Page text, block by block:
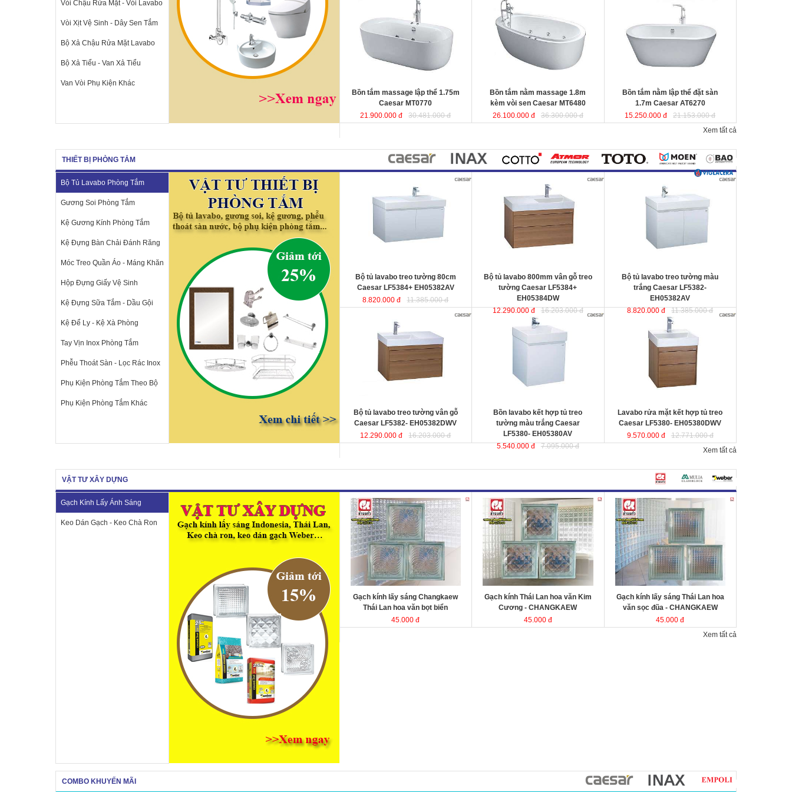
Vòi Chậu Rửa Mặt - Vòi Lavabo
Vòi Xịt Vệ Sinh - Dây Sen Tắm
Bộ Xả Chậu Rửa Mặt Lavabo
Bộ Xả Tiểu - Van Xả Tiểu
Van Vòi Phụ Kiện Khác
được sản xuất từ
sợi nhựa tổng hợp Acrylic có độ bền
cao, không bị ngả màu, chịu được
mọi nguồn nước, khó bể vỡ. Bề mặt
láng mịn dễ dàng vệ sinh.
Kích thước: 175x80x60 cm.
Bồn tắm massage lập thể 1.75m
Caesar MT0770
21.900.000 đ
30.481.000 đ
vòi sen Caesar MT6480
xuất từ sợi nhựa tổng hợp Acrylic
có độ bền cao, không bị ngả màu,
chịu được mọi nguồn nước, khó bể
vỡ. Bề mặt b
láng mịn dễ dàng vệ
c: 180x95x65 cm.
Bồn tắm nằm massage 1.8m
kèm vòi sen Caesar MT6480
26.100.000 đ
36.300.000 đ
được sản xuất từ sợi
nhựa tổng hợp Acrylic có độ bền cao,
không bị ngả màu, chịu được mọi
nguồn nước, khó bể vỡ. Bề mặt
láng mịn dễ dàng vệ sinh.
Kích thước
: 170x87x60 cm
Bồn tắm nằm lập thể đặt sàn
1.7m Caesar AT6270
15.250.000 đ
21.153.000 đ
Xem tất cả
THIẾT BỊ PHÒNG TẮM
Bộ Tủ Lavabo Phòng Tắm
Gương Soi Phòng Tắm
Kệ Gương Kính Phòng Tắm
Kệ Đựng Bàn Chải Đánh Răng
Móc Treo Quần Áo - Máng Khăn
Hộp Đựng Giấy Vệ Sinh
Kệ Đựng Sữa Tắm - Dầu Gội
Kệ Để Ly - Kệ Xà Phòng
Tay Vịn Inox Phòng Tắm
Phễu Thoát Sàn - Lọc Rác Inox
Phụ Kiện Phòng Tắm Theo Bộ
Phụ Kiện Phòng Tắm Khác
Caesar LF5384+ EH05382AV
thiết kế đầy cảm hứng và sáng tạo
theo phong cách tối giản hiện đại.
không gian phòng tắm.
Bộ tủ lavabo treo tường 80cm
Caesar LF5384+ EH05382AV
8.820.000 đ
11.385.000 đ
Bộ tủ lavabo 800mm vân gỗ treo
tường Caesar LF5384+
EH05384DW
được thiết kế đầy cảm
hứng và sáng tạo theo phong cách
tối giản hiện đại. Thể hiện chất lượng
thẩm mỹ của không gian phòng tắm.
KT lavabo: 500x800x100 mm.
Bộ tủ lavabo 800mm vân gỗ treo
tường Caesar LF5384+
EH05384DW
12.290.000 đ
16.203.000 đ
Bộ tủ lavabo treo tường màu trắng
Caesar LF5382- EH05382AV
thiết kế đầy cảm hứng và sáng tạo
theo phong cách tối giản hiện đại.
: 500x800x100 mm.
Bộ tủ lavabo treo tường màu
trắng Caesar LF5382-
EH05382AV
8.820.000 đ
11.385.000 đ
Caesar LF5382-
EH05382DWV đ
ược thiết kế đầy cảm
hứng và sáng tạo theo phong cách
tối giản hiện đại. Thể hiện chất lượng
thẩm mỹ của không gian phòng tắm.
: 500x800x100 mm.
Bộ tủ lavabo treo tường vân gỗ
Caesar LF5382- EH05382DWV
12.290.000 đ
16.203.000 đ
Bồn lavabo kết hợp tủ treo tường
màu trắng Caesar LF5380-
EH05380AV
ược thiết kế đầy cảm
: 500x500x100 mm.
Bồn lavabo kết hợp tủ treo
tường màu trắng Caesar
LF5380- EH05380AV
5.540.000 đ
7.095.000 đ
Lavabo rửa mặt kết hợp tủ treo
Caesar LF5380- EH05380DWV
ược thiết kế đầy cảm hứng và sáng
tạo theo phong cách tối giản hiện
đại. Thể hiện chất lượng thẩm mỹ
của không gian phòng tắm.
: 500x500x100 mm.
Lavabo rửa mặt kết hợp tủ treo
Caesar LF5380- EH05380DWV
9.570.000 đ
12.771.000 đ
Xem tất cả
VẬT TƯ XÂY DỰNG
Gạch Kính Lấy Ánh Sáng
Keo Dán Gạch - Keo Chà Ron
Gạch kính lấy sáng Changkaew
gạch
kính Thái Lan
Kích thước
Đóng gói
Gạch kính lấy sáng Changkaew
Thái Lan hoa văn bọt biển
45.000 đ
Gạch kính lấy sángChangkaew
gạch
kính Thái Lan
Kích thước
Đóng gói
Gạch kính Thái Lan hoa văn Kim
Cương - CHANGKAEW
45.000 đ
Gạch kính lấy sáng Changkaew
gạch
kính Thái Lan
Kích thước
Đóng gói
Gạch kính lấy sáng Thái Lan hoa
văn sọc đũa - CHANGKAEW
45.000 đ
Xem tất cả
COMBO KHUYẾN MÃI